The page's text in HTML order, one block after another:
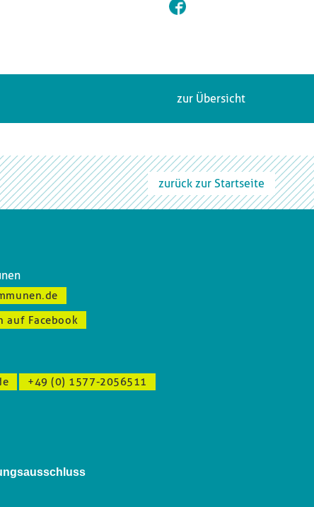
zur Übersicht
zurück zur Startseite
auf Facebook
+49 (0) 1577-2056511